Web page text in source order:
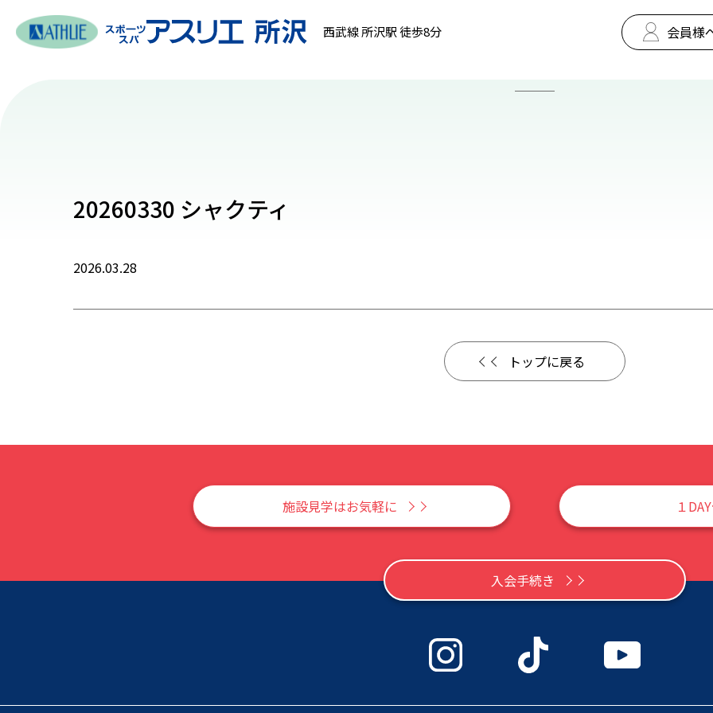
西武線 所沢駅 徒歩8分 会員様
20260330 シャクティ
2026.03.28
トップに戻る
施設見学はお気軽に １
入会手続き